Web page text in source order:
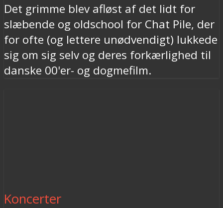
Det grimme blev afløst af det lidt for
slæbende og oldschool for Chat Pile, der
for ofte (og lettere unødvendigt) lukkede
sig om sig selv og deres forkærlighed til
danske 00'er- og dogmefilm.
Koncerter